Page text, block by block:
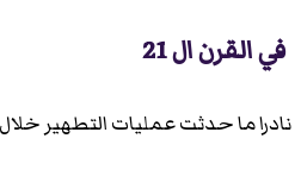
في القرن ال 21
نادرا ما حدثت عمليات التطهير